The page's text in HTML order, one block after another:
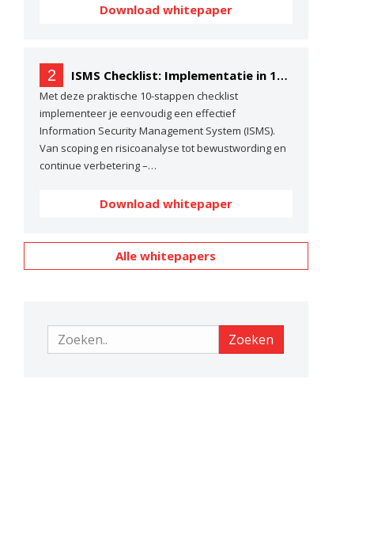
Download whitepaper
2 ISMS Checklist: Implementatie in 10 stappen
Met deze praktische 10-stappen checklist
implementeer je eenvoudig een effectief
Information Security Management System (ISMS).
Van scoping en risicoanalyse tot bewustwording en
continue verbetering –…
Download whitepaper
Alle whitepapers
Zoeken Zoeken